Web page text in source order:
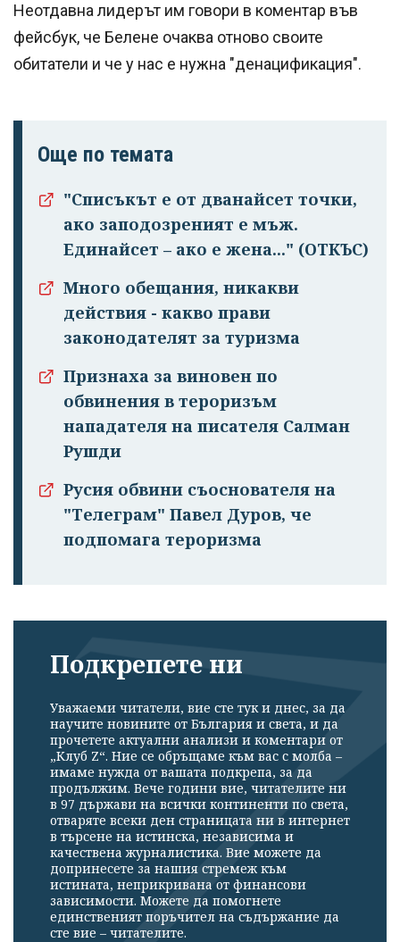
Неотдавна лидерът им говори в коментар във
фейсбук, че Белене очаква отново своите
обитатели и че у нас е нужна "денацификация".
Още по темата
"Списъкът е от дванайсет точки,
ако заподозреният е мъж.
Единайсет – ако е жена..." (ОТКЪС)
Много обещания, никакви
действия - какво прави
законодателят за туризма
Признаха за виновен по
обвинения в тероризъм
нападателя на писателя Салман
Рушди
Русия обвини съоснователя на
"Телеграм" Павел Дуров, че
подпомага тероризма
Подкрепете ни
Уважаеми читатели, вие сте тук и днес, за да
научите новините от България и света, и да
прочетете актуални анализи и коментари от
„Клуб Z“. Ние се обръщаме към вас с молба –
имаме нужда от вашата подкрепа, за да
продължим. Вече години вие, читателите ни
в 97 държави на всички континенти по света,
отваряте всеки ден страницата ни в интернет
в търсене на истинска, независима и
качествена журналистика. Вие можете да
допринесете за нашия стремеж към
истината, неприкривана от финансови
зависимости. Можете да помогнете
единственият поръчител на съдържание да
сте вие – читателите.